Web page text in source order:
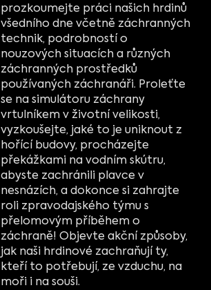
prozkoumejte práci našich hrdinů
všedního dne včetně záchranných
technik, podrobností o
nouzových situacích a různých
záchranných prostředků
používaných záchranáři. Proleťte
se na simulátoru záchrany
vrtulníkem v životní velikosti,
vyzkoušejte, jaké to je uniknout z
hořící budovy, procházejte
překážkami na vodním skútru,
abyste zachránili plavce v
nesnázích, a dokonce si zahrajte
roli zpravodajského týmu s
přelomovým příběhem o
záchraně! Objevte akční způsoby,
jak naši hrdinové zachraňují ty,
kteří to potřebují, ze vzduchu, na
moři i na souši.